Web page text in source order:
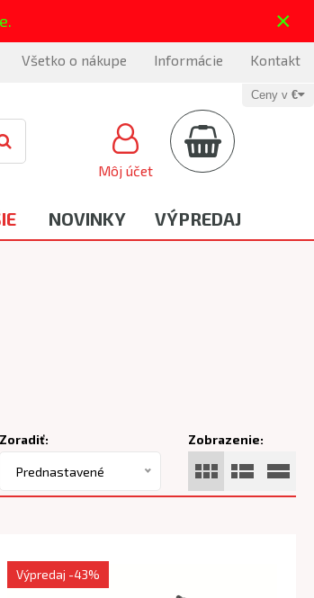
×
Všetko o nákupe Informácie Kontakt
Môj účet
Ceny v €
NOVINKY VÝPREDAJ
Zobrazenie:
Zoradiť:
Prednastavené
Výpredaj -43%